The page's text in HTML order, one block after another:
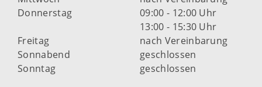
Donnerstag
09:00 - 12:00 Uhr
13:00 - 15:30 Uhr
Freitag
nach Vereinbarung
Sonnabend
geschlossen
Sonntag
geschlossen